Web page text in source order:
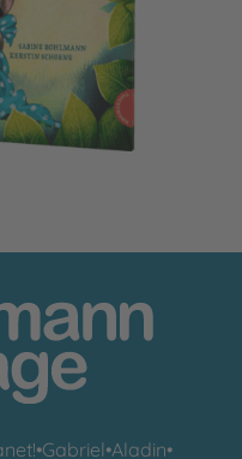
Geschichte vom kleinen
•Gabriel•Aladin•